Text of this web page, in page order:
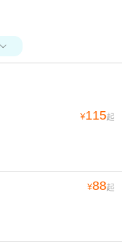

¥115起
¥88起